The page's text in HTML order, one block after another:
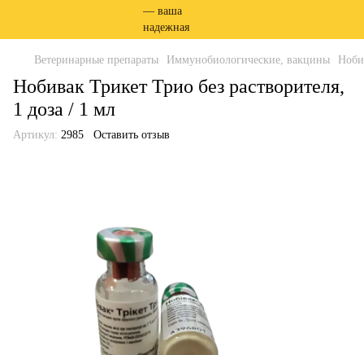
Ветеринарные препараты Иммунобиологические, вакцины
Нобивак Трикет Трио без растворителя,
1 доза / 1 мл
Артикул: 2985 Оставить отзыв